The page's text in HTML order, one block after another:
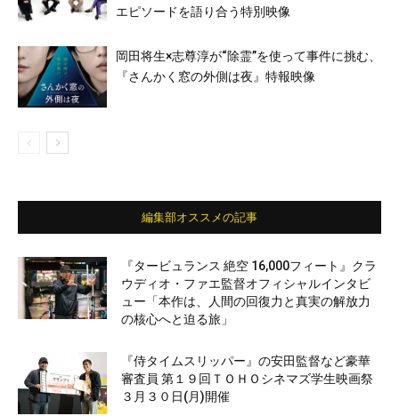
エピソードを語り合う特別映像
岡田将生×志尊淳が“除霊”を使って事件に挑む、
『さんかく窓の外側は夜』特報映像
編集部オススメの記事
『タービュランス 絶空 16,000フィート』クラ
ウディオ・ファエ監督オフィシャルインタビ
ュー「本作は、人間の回復力と真実の解放力
の核心へと迫る旅」
『侍タイムスリッパー』の安田監督など豪華
審査員 第１９回ＴＯＨＯシネマズ学生映画祭
３月３０日(月)開催